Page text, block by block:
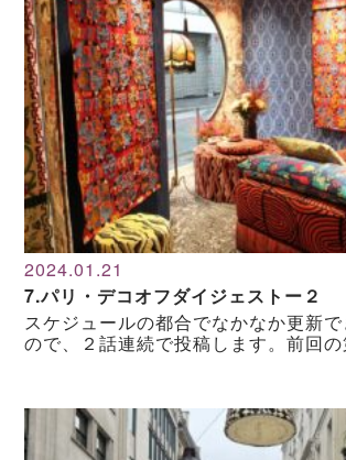
2024.01.21
7.パリ・デコオフダイジェストー２
スケジュールの都合でなかなか更新
ので、２話連続で投稿します。前回